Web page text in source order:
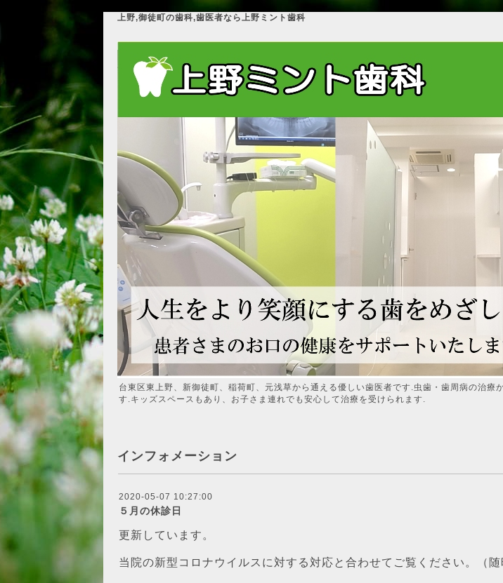
上野,御徒町の歯科,歯医者なら上野ミント歯科
台東区東上野、新御徒町、稲荷町、元浅草から通える優しい歯医者です.虫歯・歯周病の治
す.キッズスペースもあり、お子さま連れでも安心して治療を受けられます.
インフォメーション
2020-05-07 10:27:00
５月の休診日
更新しています。
当院の新型コロナウイルスに対する対応と合わせてご覧ください。（随